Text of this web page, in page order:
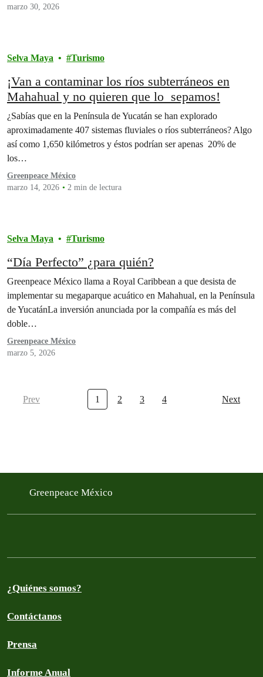
marzo 30, 2026
Selva Maya Turismo
¡Van a contaminar los ríos subterráneos en
Mahahual y no quieren que lo sepamos!
¿Sabías que en la Península de Yucatán se han explorado
aproximadamente 407 sistemas fluviales o ríos subterráneos? Algo
así como 1,650 kilómetros y éstos podrían ser apenas 20% de
los…
Greenpeace México
marzo 14, 2026
2 min de lectura
Selva Maya Turismo
“Día Perfecto” ¿para quién?
Greenpeace México llama a Royal Caribbean a que desista de
implementar su megaparque acuático en Mahahual, en la Península
de YucatánLa inversión anunciada por la compañía es más del
doble…
Greenpeace México
marzo 5, 2026
Prev 1 2 3 4 Next
Greenpeace México
¿Quiénes somos?
Contáctanos
Prensa
Informe Anual